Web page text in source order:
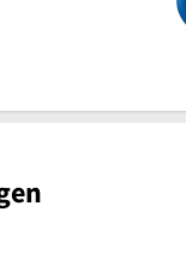
Sternen